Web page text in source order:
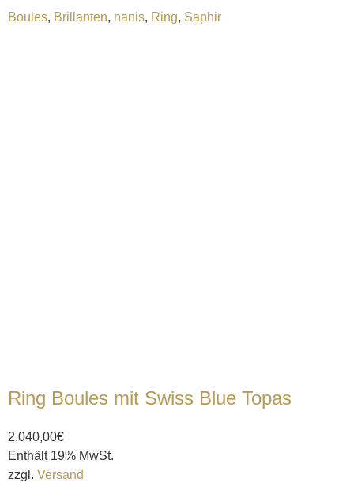
Boules, Brillanten, nanis, Ring, Saphir
Ring Boules mit Swiss Blue Topas
2.040,00€
Enthält 19% MwSt.
zzgl. Versand